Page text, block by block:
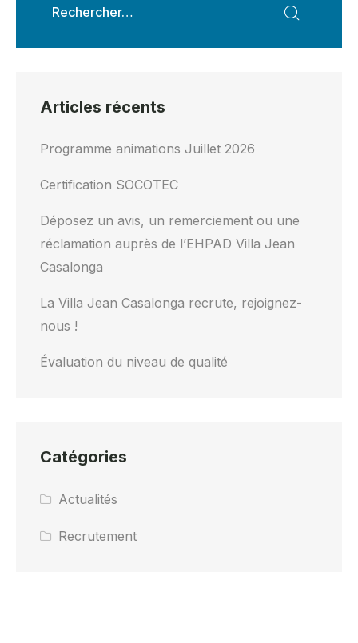
Articles récents
Programme animations Juillet 2026
Certification SOCOTEC
Déposez un avis, un remerciement ou une
réclamation auprès de l’EHPAD Villa Jean
Casalonga
La Villa Jean Casalonga recrute, rejoignez-
nous !
Évaluation du niveau de qualité
Catégories
Actualités
Recrutement